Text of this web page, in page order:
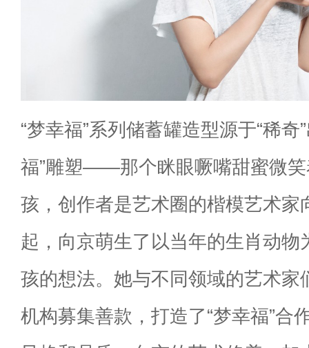
“梦幸福”系列储蓄罐造型源于“稀奇
福”雕塑——那个眯眼噘嘴甜蜜微
孩，创作者是艺术圈的楷模艺术家
起，向京萌生了以当年的生肖动物
孩的想法。她与不同领域的艺术家
机构募集善款，打造了“梦幸福”合